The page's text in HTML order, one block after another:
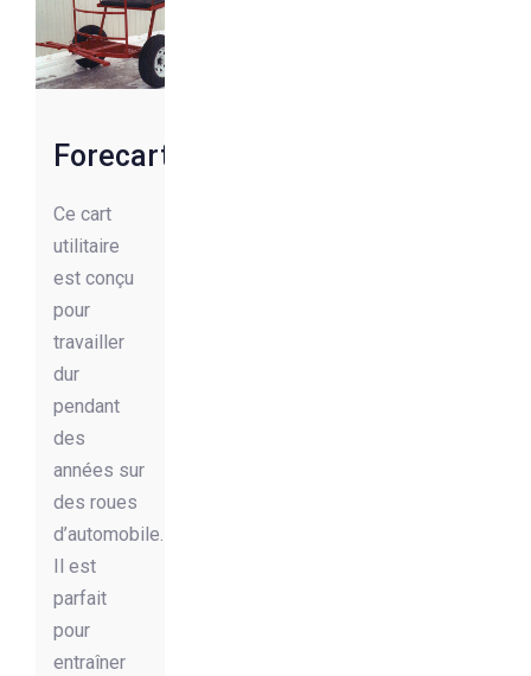
Forecart
Ce cart
utilitaire
est conçu
pour
travailler
dur
pendant
des
années sur
des roues
d’automobile.
Il est
parfait
pour
entraîner